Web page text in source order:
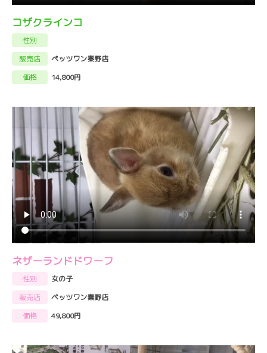
コザクラインコ
性別
販売店
ペッツワン秦野店
価格
14,800円
ネザーランドドワーフ
性別
女の子
販売店
ペッツワン秦野店
価格
49,800円